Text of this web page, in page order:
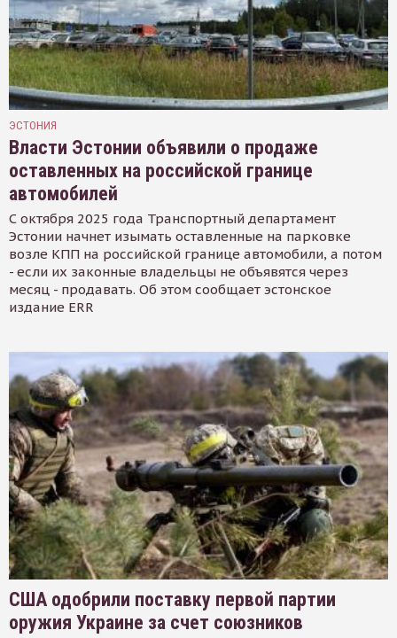
ЭСТОНИЯ
Власти Эстонии объявили о продаже
оставленных на российской границе
автомобилей
С октября 2025 года Транспортный департамент
Эстонии начнет изымать оставленные на парковке
возле КПП на российской границе автомобили, а потом
- если их законные владельцы не объявятся через
месяц - продавать. Об этом сообщает эстонское
издание ERR
США одобрили поставку первой партии
оружия Украине за счет союзников